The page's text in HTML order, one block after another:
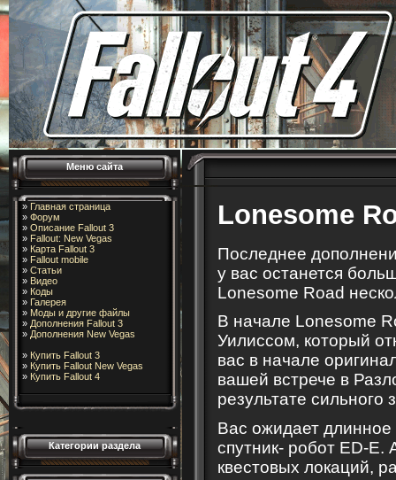
Меню сайта
» Главная страница
» Форум
» Описание Fallout 3
» Fallout: New Vegas
» Карта Fallout 3
» Fallout mobile
» Статьи
» Видео
» Коды
» Галерея
» Моды и другие файлы
» Дополнения Fallout 3
» Дополнения New Vegas
» Купить Fallout 3
» Купить Fallout New Vegas
» Купить Fallout 4
Категории раздела
Lonesome
Последнее
у вас останется
Lonesome Road
В начале Lonesome
Уилиссом, который
вас в начале
вашей встрече в
результате
Вас ожидает длинное
спутник- робот ED-E.
квестовых локаций,